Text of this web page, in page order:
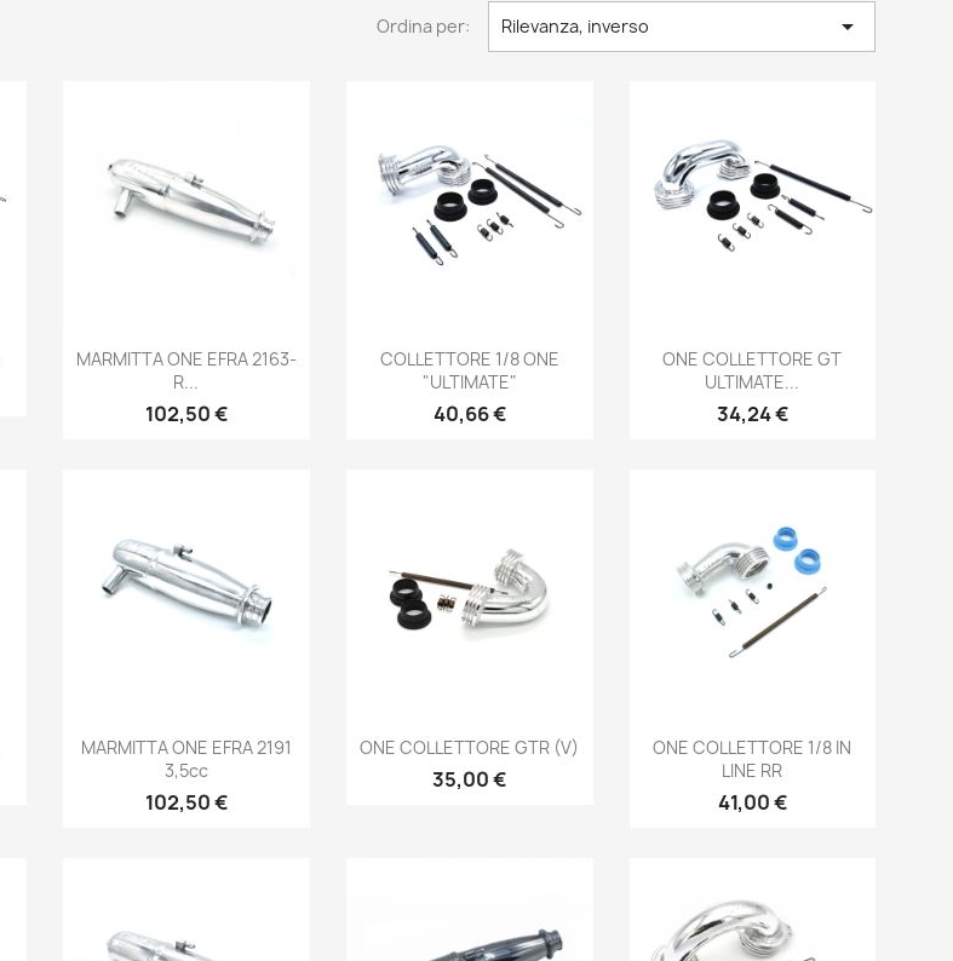
Ordina per: Rilevanza, inverso 
Anteprima
MARMITTA ONE EFRA 2163-
R...
Prezzo
102,50 €
Anteprima
COLLETTORE 1/8 ONE
"ULTIMATE"
Prezzo
40,66 €
Anteprima
ONE COLLETTORE GT
ULTIMATE...
Prezzo
34,24 €
Anteprima
MARMITTA ONE EFRA 2191
3,5cc
Prezzo
102,50 €
 Anteprima
ONE COLLETTORE GTR (V)
Prezzo
35,00 €
Anteprima
ONE COLLETTORE 1/8 IN
LINE RR
Prezzo
41,00 €